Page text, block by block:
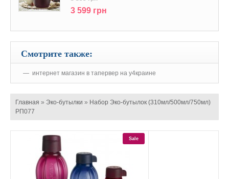
3 599 грн
Смотрите также:
интернет магазин в тапервер на у4краине
Главная » Эко-бутылки » Набор Эко-бутылок (310мл/500мл/750мл)
РП077
Sale